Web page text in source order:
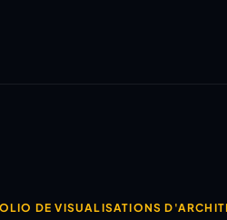
DE VISUALISATIONS